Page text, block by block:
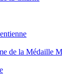
de la Médaille